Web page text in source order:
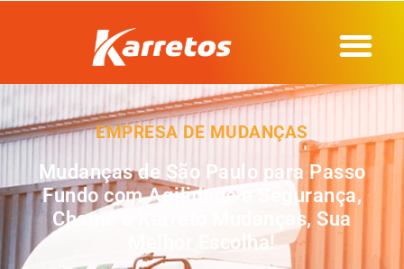
EMPRESA DE MUDANÇAS
Mudanças de São Paulo para Passo
Fundo com Agilidade e Segurança,
Chame a Karreto Mudanças, Sua
Melhor Escolha!